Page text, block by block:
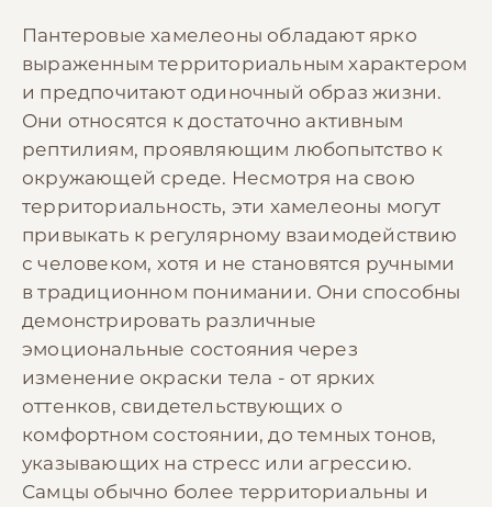
Пантеровые хамелеоны обладают ярко
выраженным территориальным характером
и предпочитают одиночный образ жизни.
Они относятся к достаточно активным
рептилиям, проявляющим любопытство к
окружающей среде. Несмотря на свою
территориальность, эти хамелеоны могут
привыкать к регулярному взаимодействию
с человеком, хотя и не становятся ручными
в традиционном понимании. Они способны
демонстрировать различные
эмоциональные состояния через
изменение окраски тела - от ярких
оттенков, свидетельствующих о
комфортном состоянии, до темных тонов,
указывающих на стресс или агрессию.
Самцы обычно более территориальны и